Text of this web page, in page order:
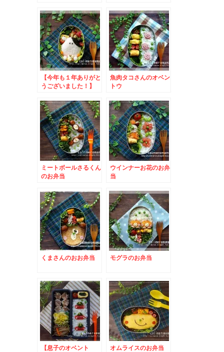
【今年も１年ありがと
うございました！】
魚肉タコさんのオベン
トウ
ミートボールさるくん
のお弁当
ウインナーお花のお弁
当
くまさんのおお弁当 モグラのお弁当
【息子のオベント オムライスのお弁当